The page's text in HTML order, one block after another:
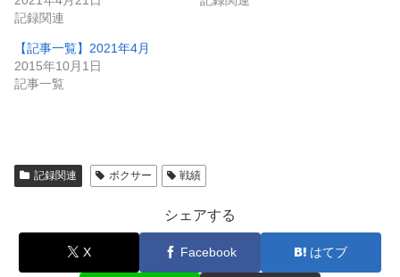
記録関連
【記事一覧】2021年4月
2015年10月1日
記事一覧
記録関連 ボクサー 戦績
シェアする
X Facebook はてブ